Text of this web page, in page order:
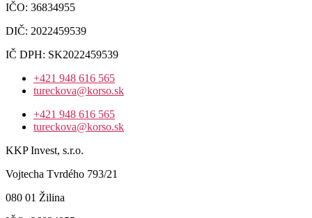
IČO: 36834955
DIČ: 2022459539
IČ DPH: SK2022459539
+421 948 616 565
tureckova@korso.sk
+421 948 616 565
tureckova@korso.sk
KKP Invest, s.r.o.
Vojtecha Tvrdého 793/21
080 01 Žilina